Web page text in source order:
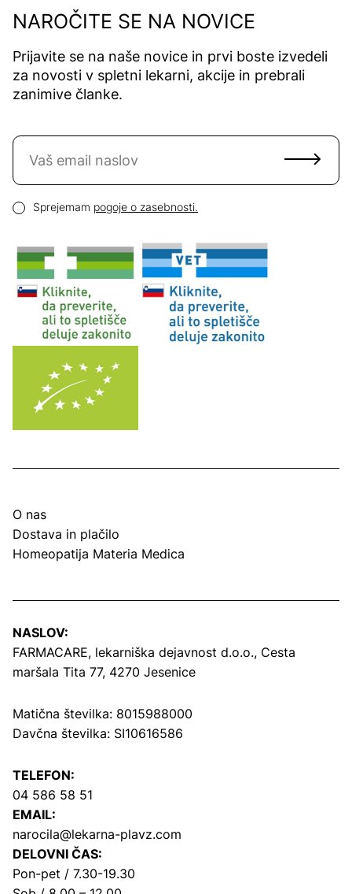
NAROČITE SE NA NOVICE
Prijavite se na naše novice in prvi boste izvedeli
za novosti v spletni lekarni, akcije in prebrali
zanimive članke.
Naročite se na novice
Pogoji zasebnosti
Sprejemam pogoje o zasebnosti.
O nas
Dostava in plačilo
Homeopatija Materia Medica
NASLOV:
FARMACARE, lekarniška dejavnost d.o.o., Cesta
maršala Tita 77, 4270 Jesenice
Matična številka: 8015988000
Davčna številka: SI10616586
TELEFON:
04 586 58 51
EMAIL:
narocila@lekarna-plavz.com
DELOVNI ČAS:
Pon-pet / 7.30-19.30